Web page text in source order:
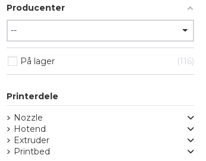
Producenter
På lager 116
Printerdele
Nozzle
Hotend
Extruder
Printbed